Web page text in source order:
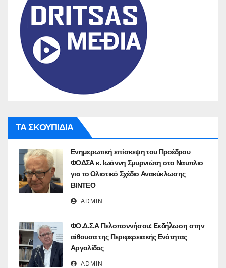
ΤΑ ΣΚΟΥΠΙΔΙΑ
Ενημερωτική επίσκεψη του Προέδρου
ΦΟΔΣΑ κ. Ιωάννη Σμυρνιώτη στο Ναυπλιο
για το Ολιστικό Σχέδιο Ανακύκλωσης
ΒΙΝΤΕΟ
ADMIN
ΦΟ.Δ.Σ.Α Πελοποννήσου: Eκδήλωση στην
αίθουσα της Περιφερειακής Ενότητας
Αργολίδας
ADMIN